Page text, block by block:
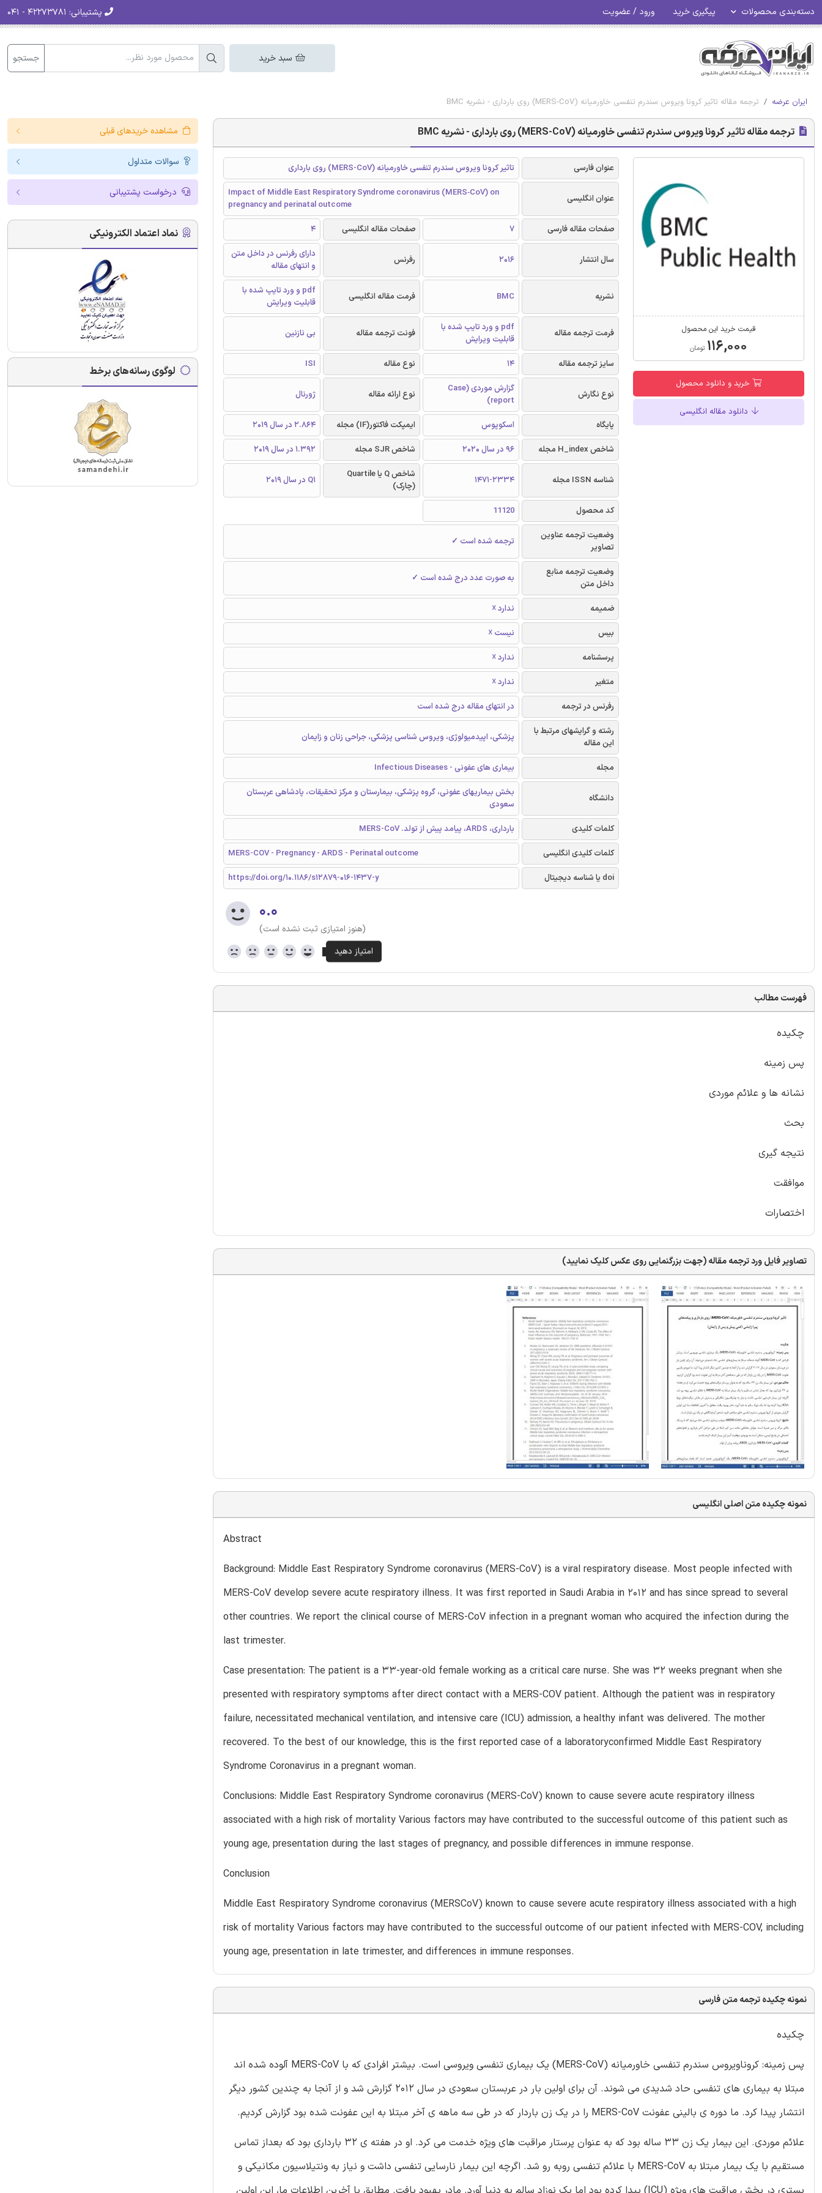
دسته‌بندی محصولات پیگیری خرید ورود / عضویت پشتیبانی:
سبد خرید جستجو
ایران عرضه ترجمه مقاله تاثیر کرونا ویروس سندرم تنفسی خاورمیانه (MERS-CoV) روی بارداری - نشریه BMC
ترجمه مقاله تاثیر کرونا ویروس سندرم تنفسی خاورمیانه (MERS-CoV) روی بارداری - نشریه BMC
قیمت خرید این محصول
۱۱۶,۰۰۰ تومان
خرید و دانلود محصول
دانلود مقاله انگلیسی
عنوان فارسی تاثیر کرونا ویروس سندرم تنفسی خاورمیانه (MERS-CoV) روی بارداری
عنوان انگلیسی
Impact of Middle East Respiratory Syndrome coronavirus (MERS‐CoV) on
pregnancy and perinatal outcome
صفحات مقاله فارسی
7 صفحات مقاله انگلیسی 4
سال انتشار 2016 رفرنس
دارای رفرنس در داخل متن
و انتهای مقاله
نشریه BMC فرمت مقاله انگلیسی
pdf و ورد تایپ شده با
قابلیت ویرایش
فرمت ترجمه مقاله
pdf و ورد تایپ شده با
قابلیت ویرایش
فونت ترجمه مقاله بی نازنین
سایز ترجمه مقاله 14 نوع مقاله ISI
نوع نگارش
گزارش موردی (Case
report)
نوع ارائه مقاله ژورنال
پایگاه اسکوپوس ایمپکت فاکتور(IF) مجله
2.864 در سال 2019
شاخص H_index مجله
96 در سال 2020 شاخص SJR مجله 1.392 در سال 2019
شناسه ISSN مجله 1471-2334
شاخص Q یا Quartile
(چارک)
Q1 در سال 2019
کد محصول
11120
وضعیت ترجمه عناوین
تصاویر
ترجمه شده است ✓
وضعیت ترجمه منابع
داخل متن
به صورت عدد درج شده است ✓
ضمیمه
ندارد ☓
بیس
نیست ☓
پرسشنامه
ندارد ☓
متغیر
ندارد ☓
رفرنس در ترجمه
در انتهای مقاله درج شده است
رشته و گرایشهای مرتبط با
این مقاله
پزشکی، اپیدمیولوژی، ویروس شناسی پزشکی، جراحی زنان و زایمان
مجله بیماری های عفونی - Infectious Diseases
دانشگاه
بخش بیماریهای عفونی، گروه پزشکی، بیمارستان و مرکز تحقیقات، پادشاهی عربستان
سعودی
کلمات کلیدی
بارداری، ARDS، پیامد پیش از تولد. MERS-CoV
کلمات کلیدی انگلیسی
MERS-COV - Pregnancy - ARDS - Perinatal outcome
doi یا شناسه دیجیتال
https://doi.org/10.1186/s12879-016-1437-y
۰.۰
(هنوز امتیازی ثبت نشده است)
فهرست مطالب
چکیده
پس زمینه
نشانه ها و علائم موردی
بحث
نتیجه گیری
موافقت
اختصارات
تصاویر فایل ورد ترجمه مقاله (جهت بزرگنمایی روی عکس کلیک نمایید)
نمونه چکیده متن اصلی انگلیسی
Abstract
Background: Middle East Respiratory Syndrome coronavirus (MERS-CoV) is a viral respiratory disease. Most people infected with
MERS-CoV develop severe acute respiratory illness. It was first reported in Saudi Arabia in 2012 and has since spread to several
other countries. We report the clinical course of MERS-CoV infection in a pregnant woman who acquired the infection during the
last trimester.
Case presentation: The patient is a 33-year-old female working as a critical care nurse. She was 32 weeks pregnant when she
presented with respiratory symptoms after direct contact with a MERS-COV patient. Although the patient was in respiratory
failure, necessitated mechanical ventilation, and intensive care (ICU) admission, a healthy infant was delivered. The mother
recovered. To the best of our knowledge, this is the first reported case of a laboratoryconfirmed Middle East Respiratory
Syndrome Coronavirus in a pregnant woman.
Conclusions: Middle East Respiratory Syndrome coronavirus (MERS-CoV) known to cause severe acute respiratory illness
associated with a high risk of mortality Various factors may have contributed to the successful outcome of this patient such as
young age, presentation during the last stages of pregnancy, and possible differences in immune response.
Conclusion
Middle East Respiratory Syndrome coronavirus (MERSCoV) known to cause severe acute respiratory illness associated with a high
risk of mortality Various factors may have contributed to the successful outcome of our patient infected with MERS-COV, including
young age, presentation in late trimester, and differences in immune responses.
نمونه چکیده ترجمه متن فارسی
چکیده
پس زمینه: کروناویروس سندرم تنفسی خاورمیانه (MERS-CoV) یک بیماری تنفسی ویروسی است. بیشتر افرادی که با MERS-CoV آلوده شده اند
مبتلا به بیماری های تنفسی حاد شدیدی می شوند. آن برای اولین بار در عربستان سعودی در سال 2012 گزارش شد و از آنجا به چندین کشور دیگر
انتشار پیدا کرد. ما دوره ی بالینی عفونت MERS-CoV را در یک زن باردار که در طی سه ماهه ی آخر مبتلا به این عفونت شده بود گزارش کردیم.
علائم موردی. این بیمار یک زن 33 ساله بود که به عنوان پرستار مراقبت های ویژه خدمت می کرد. او در هفته ی 32 بارداری بود که بعداز تماس
مستقیم با یک بیمار مبتلا به MERS-CoV با علائم تنفسی روبه رو شد. اگرچه این بیمار نارسایی تنفسی داشت و نیاز به ونتیلاسیون مکانیکی و
مشاهده خریدهای قبلی
سوالات متداول
درخواست پشتیبانی
نماد اعتماد الکترونیکی
لوگوی رسانه‌های برخط